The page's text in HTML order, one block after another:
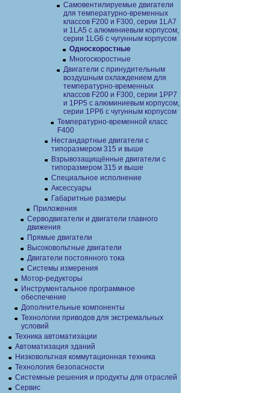
Самовентилируемые двигатели
для температурно-временных
классов F200 и F300, серии 1LA7
и 1LA5 с алюминиевым корпусом,
серии 1LG6 с чугунным корпусом
Односкоростные
Многоскоростные
Двигатели с принудительным
воздушным охлаждением для
температурно-временных
классов F200 и F300, серии 1PP7
и 1PP5 с алюминиевым корпусом,
серии 1PP6 с чугунным корпусом
Температурно-временной класс
F400
Нестандартные двигатели с
типоразмером 315 и выше
Взрывозащищённые двигатели с
типоразмером 315 и выше
Специальное исполнение
Аксессуары
Габаритные размеры
Приложения
Серводвигатели и двигатели главного
движения
Прямые двигатели
Высоковольтные двигатели
Двигатели постоянного тока
Системы измерения
Мотор-редукторы
Инструментальное программное
обеспечение
Дополнительные компоненты
Технологии приводов для экстремальных
условий
Техника автоматизации
Автоматизация зданий
Низковольтная коммутационная техника
Технология безопасности
Системные решения и продукты для отраслей
Сервис